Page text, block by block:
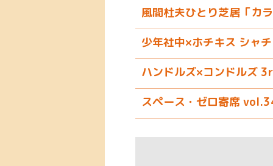
風間杜夫ひとり芝居「カ
少年社中×ホチキス シャ
ハンドルズ×コンドルズ
スペース・ゼロ寄席